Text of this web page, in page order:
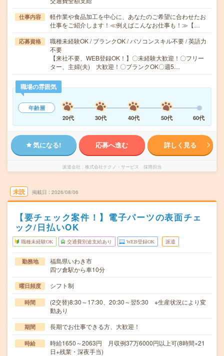
仕事内容
軽作業や食品加工を中心に、あなたのご希望に合わせたお
仕事をご紹介します！≪例えばこんなお仕事も！≫【…
応募資格
職種未経験OK / ブランクOK / パソコンスキル不要 / 英語力
不要
【来社不要、WEB登録OK！】〇未経験大歓迎！〇フリー
ター、主婦(夫) 大歓迎！〇ブランクOK〇週5…
職場の雰囲気
年齢層
20代
30代 40代 50代 60代
気になる! 応募へ進む 詳しく見る
派遣会社 株式会社テクノ・サービス 採用担当
未読 掲載日 2026/08/06
【要チェック案件！】電子パーツの表面チェ
ック/日払いOK
職種未経験OK 交通費別途支給あり WEB登録OK 派遣
勤務地
福島県いわき市
四ツ倉駅から車10分
曜日頻度 シフト制
時間
(2交替)8:30～17:30、20:30～翌5:30 ※生産状況により変
動あり
期間 長期でお仕事できる方、大歓迎！
時給
時給1650～2063円 月収例37万6000円以上可(8時間×21
日+残業・深夜手当)